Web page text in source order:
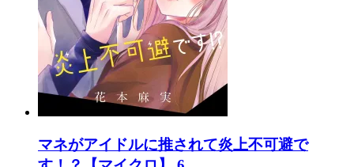
マネがアイドルに推されて炎上不可避で